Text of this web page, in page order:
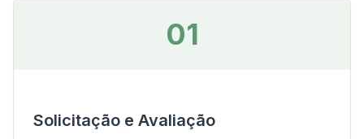
01
Solicitação e Avaliação